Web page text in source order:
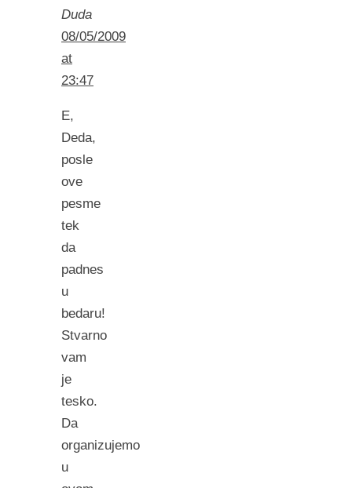
Duda
08/05/2009
at
23:47
E,
Deda,
posle
ove
pesme
tek
da
padnes
u
bedaru!
Stvarno
vam
je
tesko.
Da
organizujemo
u